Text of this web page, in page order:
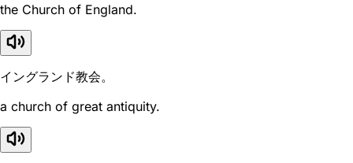
the Church of England.
イングランド教会。
a church of great antiquity.